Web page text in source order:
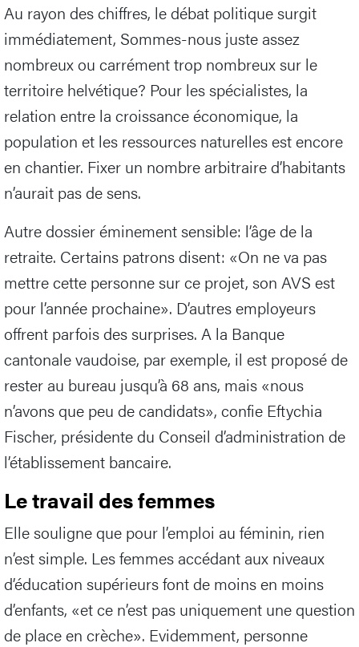
Au rayon des chiffres, le débat politique surgit
immédiatement, Sommes-nous juste assez
nombreux ou carrément trop nombreux sur le
territoire helvétique? Pour les spécialistes, la
relation entre la croissance économique, la
population et les ressources naturelles est encore
en chantier. Fixer un nombre arbitraire d’habitants
n’aurait pas de sens.
Autre dossier éminement sensible: l’âge de la
retraite. Certains patrons disent: «On ne va pas
mettre cette personne sur ce projet, son AVS est
pour l’année prochaine». D’autres employeurs
offrent parfois des surprises. A la Banque
cantonale vaudoise, par exemple, il est proposé de
rester au bureau jusqu’à 68 ans, mais «nous
n’avons que peu de candidats», confie Eftychia
Fischer, présidente du Conseil d’administration de
l’établissement bancaire.
Le travail des femmes
Elle souligne que pour l’emploi au féminin, rien
n’est simple. Les femmes accédant aux niveaux
d’éducation supérieurs font de moins en moins
d’enfants, «et ce n’est pas uniquement une question
de place en crèche». Evidemment, personne